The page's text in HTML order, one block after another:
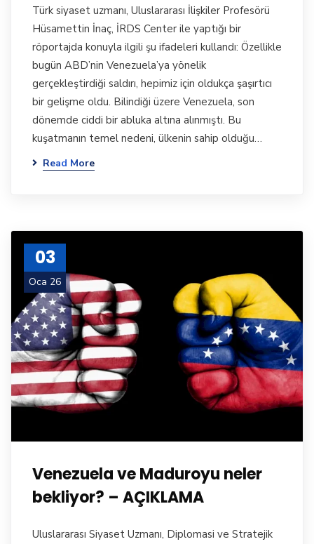
Türk siyaset uzmanı, Uluslararası İlişkiler Profesörü
Hüsamettin İnaç, İRDS Center ile yaptığı bir
röportajda konuyla ilgili şu ifadeleri kullandı: Özellikle
bugün ABD’nin Venezuela’ya yönelik
gerçekleştirdiği saldırı, hepimiz için oldukça şaşırtıcı
bir gelişme oldu. Bilindiği üzere Venezuela, son
dönemde ciddi bir abluka altına alınmıştı. Bu
kuşatmanın temel nedeni, ülkenin sahip olduğu…
Read More
03
Oca 26
Venezuela ve Maduroyu neler
bekliyor? – AÇIKLAMA
Uluslararası Siyaset Uzmanı, Diplomasi ve Stratejik